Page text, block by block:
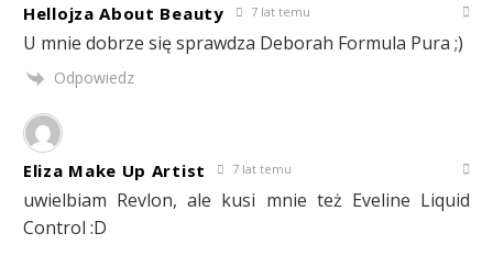
Hellojza About Beauty 7 lat temu
U mnie dobrze się sprawdza Deborah Formula Pura ;)
Odpowiedz
Eliza Make Up Artist 7 lat temu
uwielbiam Revlon, ale kusi mnie też Eveline Liquid
Control :D